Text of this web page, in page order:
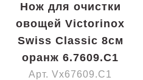
Нож для очистки
овощей Victorinox
Swiss Classic 8см
оранж 6.7609.C1
Арт. Vx67609.C1